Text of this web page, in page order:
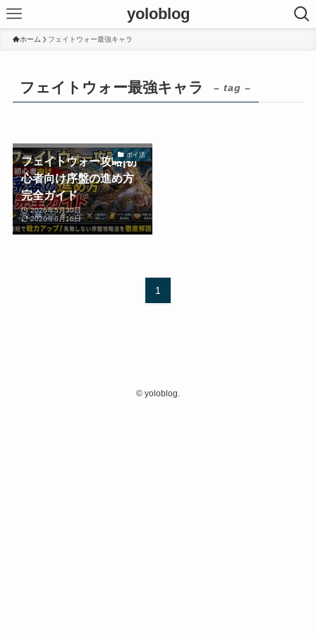
yoloblog
ホーム フェイトウォー最強キャラ
フェイトウォー最強キャラ – tag –
ポイ活
フェイトウォー攻略|初
心者向け序盤の進め方
完全ガイド
2026年5月30日
2026年6月16日
1
© yoloblog.